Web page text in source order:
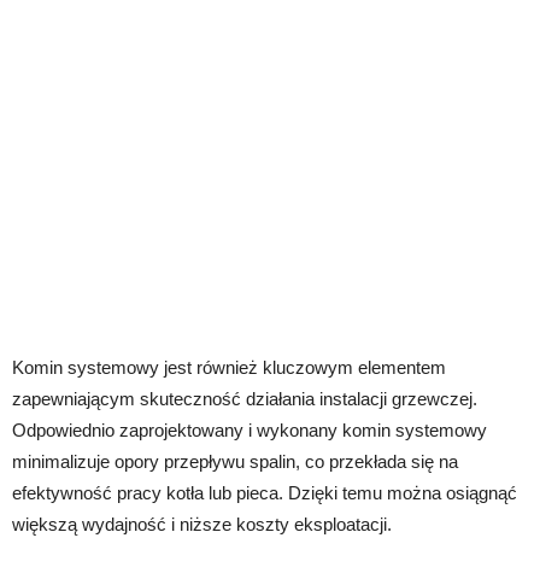
Komin systemowy jest również kluczowym elementem
zapewniającym skuteczność działania instalacji grzewczej.
Odpowiednio zaprojektowany i wykonany komin systemowy
minimalizuje opory przepływu spalin, co przekłada się na
efektywność pracy kotła lub pieca. Dzięki temu można osiągnąć
większą wydajność i niższe koszty eksploatacji.